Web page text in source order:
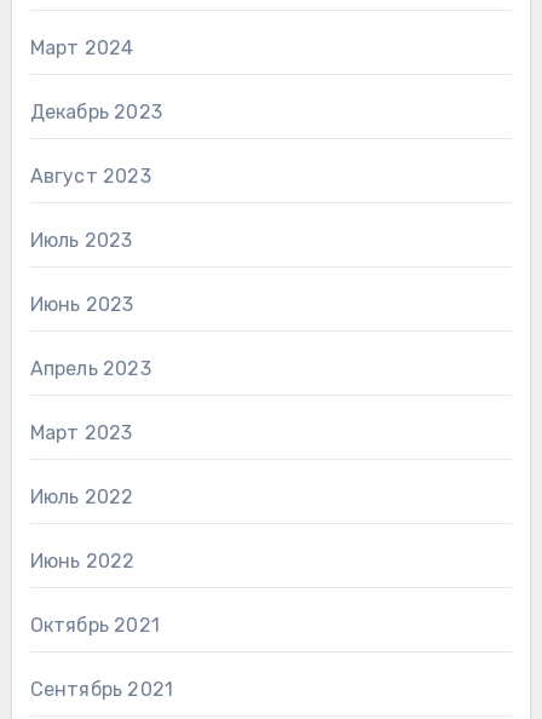
Март 2024
Декабрь 2023
Август 2023
Июль 2023
Июнь 2023
Апрель 2023
Март 2023
Июль 2022
Июнь 2022
Октябрь 2021
Сентябрь 2021